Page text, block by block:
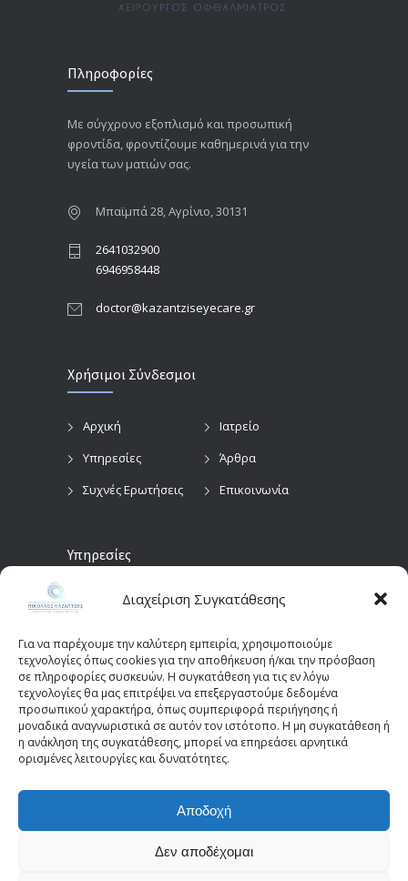
Διαχείριση Συγκατάθεσης
Για να παρέχουμε την καλύτερη εμπειρία, χρησιμοποιούμε
τεχνολογίες όπως cookies για την αποθήκευση ή/και την πρόσβαση
σε πληροφορίες συσκευών. Η συγκατάθεση για τις εν λόγω
τεχνολογίες θα μας επιτρέψει να επεξεργαστούμε δεδομένα
προσωπικού χαρακτήρα, όπως συμπεριφορά περιήγησης ή
μοναδικά αναγνωριστικά σε αυτόν τον ιστότοπο. Η μη συγκατάθεση ή
η ανάκληση της συγκατάθεσης, μπορεί να επηρεάσει αρνητικά
ορισμένες λειτουργίες και δυνατότητες.
Αποδοχή
Δεν αποδέχομαι
Πληροφορίες
Με σύγχρονο εξοπλισμό και προσωπική
φροντίδα, φροντίζουμε καθημερινά για την
υγεία των ματιών σας.
Μπαϊμπά 28, Αγρίνιο, 30131
2641032900
6946958448
doctor@kazantziseyecare.gr
Χρήσιμοι Σύνδεσμοι
Αρχική
Ιατρείο
Υπηρεσίες
Άρθρα
Συχνές Ερωτήσεις
Επικοινωνία
Υπηρεσίες
Προληπτικός
Έλεγχος
Διαγνωστικές
Χειρουργικές
Επεμβάσεις Οφθαλμών
Οπτικά Πεδία
(Perimetry)
Παιδοοφθαλμολογία
Οπτική Τομογραφία
Συνοχής (OCT)
© 2025 - kazantziseyecare.gr -
Forge.com